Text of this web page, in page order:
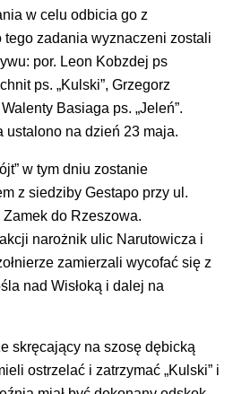
w celu odbicia go z
zadania wyznaczeni zostali
por. Leon Kobzdej ps
ps. „Kulski”, Grzegorz
Basiaga ps. „Jeleń”.
ustalono na dzień 23 maja.
w tym dniu zostanie
z siedziby Gestapo przy ul.
do Rzeszowa.
narożnik ulic Narutowicza i
zamierzali wycofać się z
nad Wisłoką i dalej na
skręcający na szosę dębicką
ostrzelać i zatrzymać „Kulski” i